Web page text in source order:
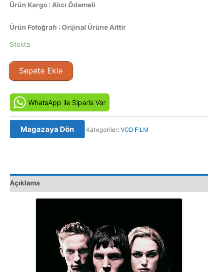
Ürün Kargo : Alıcı Ödemeli
Ürün Fotoğrafı : Orijinal Ürüne Aittir
Stokta
Delik
-
Hole
(2001)
Orijinal
VCD
Sepete Ekle
WhatsApp ile Siparis Ver
Magazaya Dön Kategoriler: VCD FILM
Açıklama